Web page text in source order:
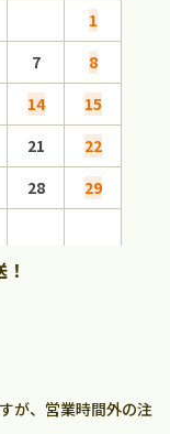
1
7
8
14
15
21
22
28
29
が、営業時間外の注